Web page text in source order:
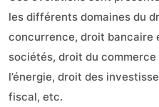
les différents domaines du
concurrence, droit bancaire
sociétés, droit du
l’énergie, droit des
fiscal, etc.